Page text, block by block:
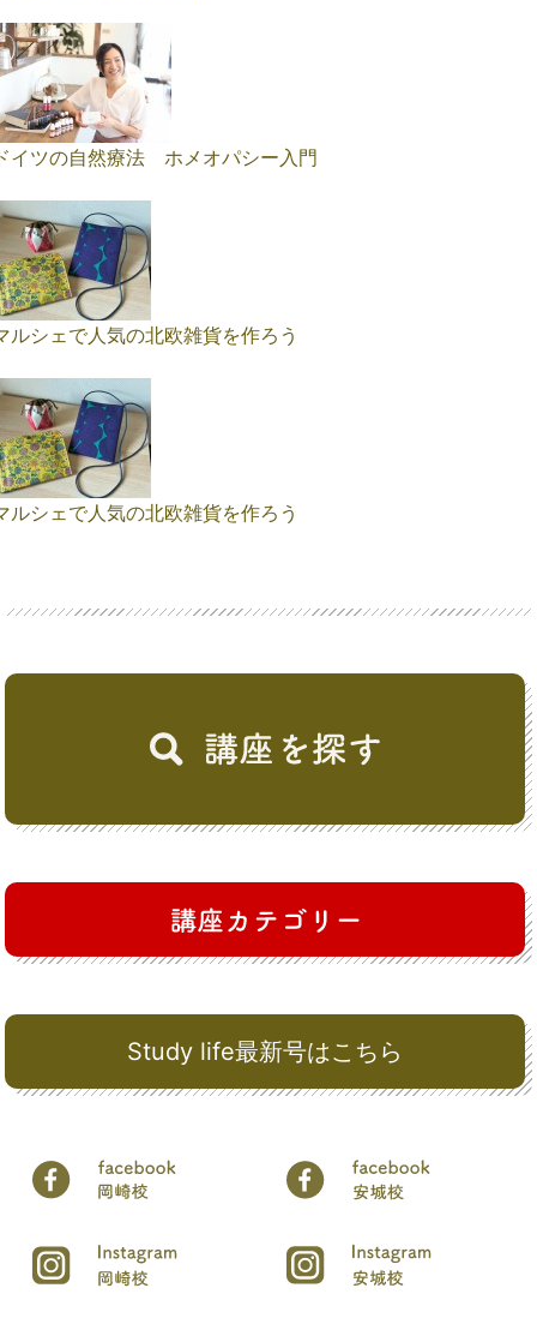
Study life最新号はこちら
イツの自然療法 ホメオパシー入門
ルシェで人気の北欧雑貨を作ろう
ルシェで人気の北欧雑貨を作ろう